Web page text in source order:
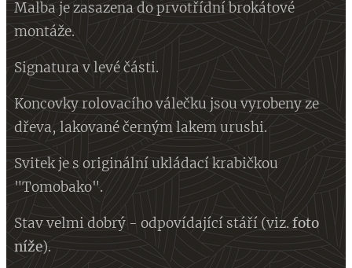
Malba je zasazena do prvotřídní brokátové
montáže.
Signatura v levé části.
Koncovky rolovacího válečku jsou vyrobeny ze
dřeva, lakované černým lakem urushi.
Svitek je s originální ukládací krabičkou
"Tomobako".
Stav velmi dobrý - odpovídající stáří (viz.foto
níže).